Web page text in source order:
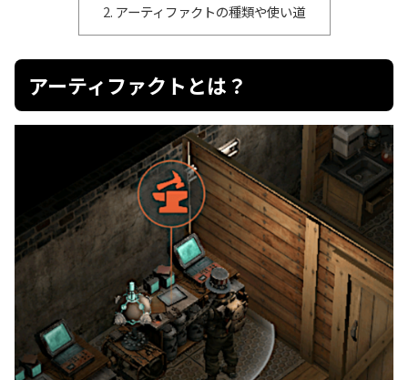
アーティファクトの種類や使い道
アーティファクトとは？